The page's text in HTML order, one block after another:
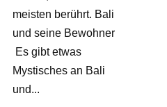
meisten berührt. Bali
und seine Bewohner
Es gibt etwas
Mystisches an Bali
und...